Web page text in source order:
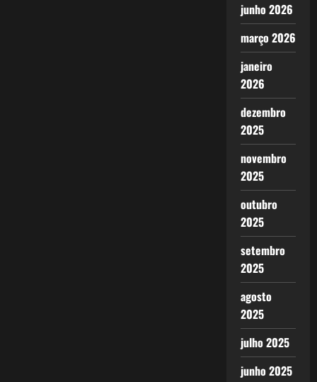
junho 2026
março 2026
janeiro
2026
dezembro
2025
novembro
2025
outubro
2025
setembro
2025
agosto
2025
julho 2025
junho 2025